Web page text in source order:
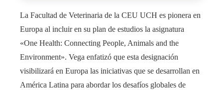
La Facultad de Veterinaria de la CEU UCH es pionera en
Europa al incluir en su plan de estudios la asignatura
«One Health: Connecting People, Animals and the
Environment». Vega enfatizó que esta designación
visibilizará en Europa las iniciativas que se desarrollan en
América Latina para abordar los desafíos globales de